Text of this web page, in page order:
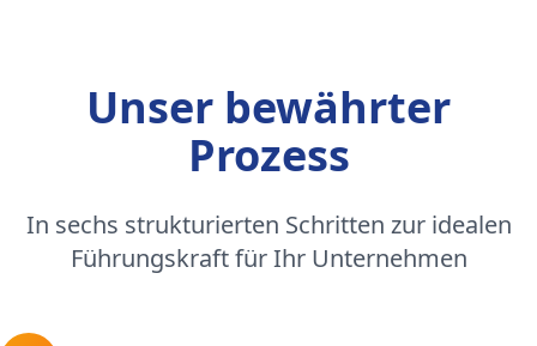
Unser bewährter
Prozess
In sechs strukturierten Schritten zur idealen
Führungskraft für Ihr Unternehmen